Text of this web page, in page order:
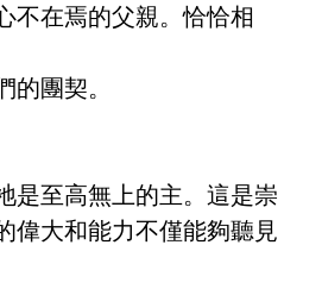
不在焉的父親。恰恰相
團契。
是至高無上的主。這是崇
偉大和能力不僅能夠聽見